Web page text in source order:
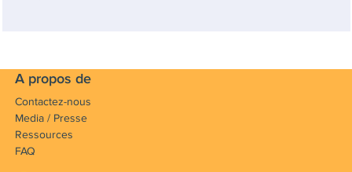
A propos de
Contactez-nous
Media / Presse
Ressources
FAQ